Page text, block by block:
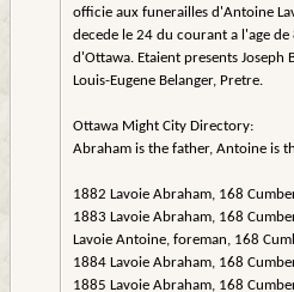
officie aux funerailles d'Antoine
decede le 24 du courant a l'age de
d'Ottawa. Etaient presents Joseph
Louis-Eugene Belanger, Pretre.
Ottawa Might City Directory:
Abraham is the father, Antoine is
1882 Lavoie Abraham, 168
1883 Lavoie Abraham, 168
Lavoie Antoine, foreman, 168
1884 Lavoie Abraham, 168
1885 Lavoie Abraham, 168